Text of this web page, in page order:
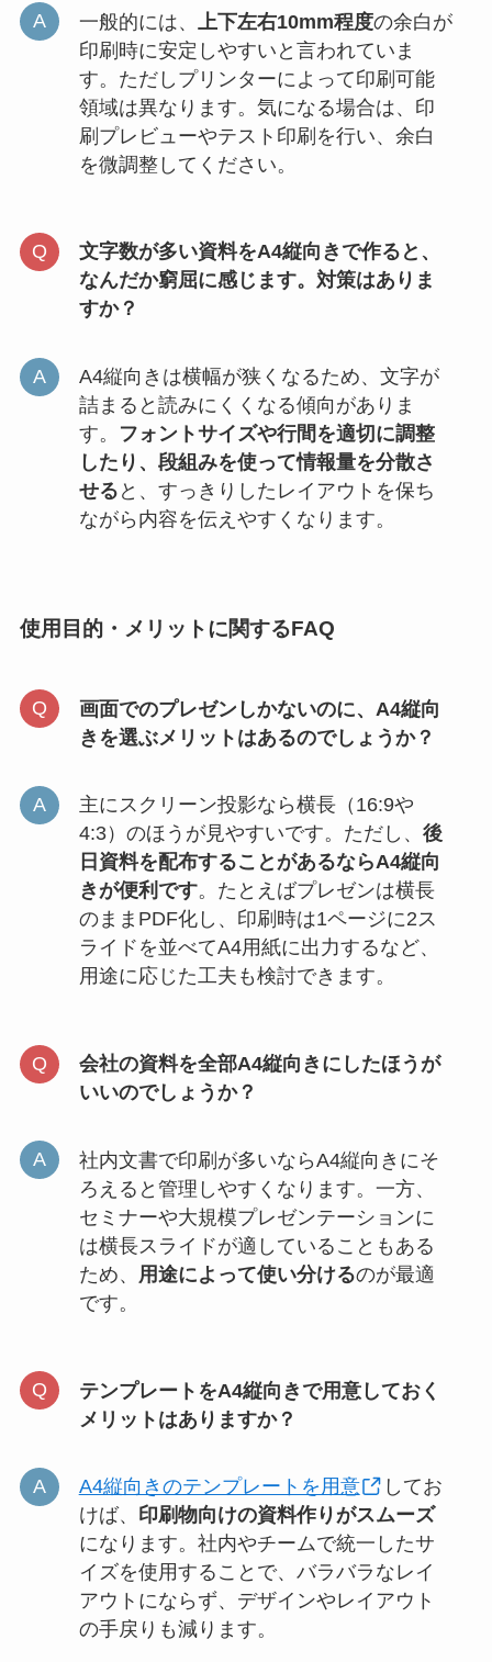
一般的には、 上下左右10mm程度の余白が
印刷時に安定しやすいと言われていま
す。ただしプリンターによって印刷可能
領域は異なります。気になる場合は、印
刷プレビューやテスト印刷を行い、余白
を微調整してください。
文字数が多い資料をA4縦向きで作ると、
なんだか窮屈に感じます。対策はありま
すか？
A4縦向きは横幅が狭くなるため、文字が
詰まると読みにくくなる傾向がありま
す。
フォントサイズや行間を適切に調整
したり、段組みを使って情報量を分散さ
せる と、すっきりしたレイアウトを保ち
ながら内容を伝えやすくなります。
使用目的・メリットに関するFAQ
画面でのプレゼンしかないのに、A4縦向
きを選ぶメリットはあるのでしょうか？
主にスクリーン投影なら横長（16:9や
4:3）のほうが見やすいです。ただし、 後
日資料を配布することがあるならA4縦向
きが便利です。たとえばプレゼンは横長
のままPDF化し、印刷時は1ページに2ス
ライドを並べてA4用紙に出力するなど、
用途に応じた工夫も検討できます。
会社の資料を全部A4縦向きにしたほうが
いいのでしょうか？
社内文書で印刷が多いならA4縦向きにそ
ろえると管理しやすくなります。一方、
セミナーや大規模プレゼンテーションに
は横長スライドが適していることもある
ため、
用途によって使い分けるのが最適
です。
テンプレートをA4縦向きで用意しておく
メリットはありますか？
A4縦向きのテンプレートを用意
してお
けば、 印刷物向けの資料作りがスムーズ
になります。社内やチームで統一したサ
イズを使用することで、バラバラなレイ
アウトにならず、デザインやレイアウト
の手戻りも減ります。